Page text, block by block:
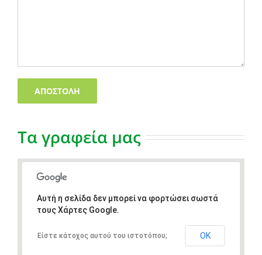
Τα γραφεία μας
Αυτή η σελίδα δεν μπορεί να φορτώσει σωστά
τους Χάρτες Google.
Είστε κάτοχος αυτού του ιστοτόπου; ΟΚ